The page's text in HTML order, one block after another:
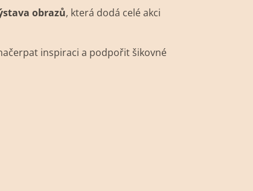
obrazů, která dodá celé akci
inspiraci a podpořit šikovné